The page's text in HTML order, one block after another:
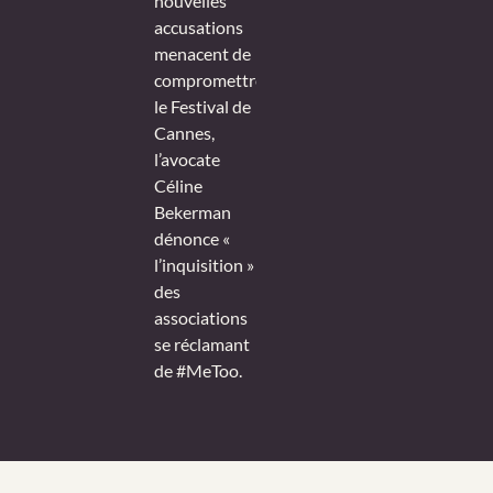
accusations
menacent de
compromettre
le Festival de
Cannes,
l’avocate
Céline
Bekerman
dénonce «
l’inquisition »
des
associations
se réclamant
de #MeToo.